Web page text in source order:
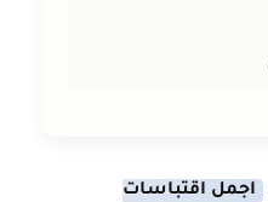
اجمل اقتباسات